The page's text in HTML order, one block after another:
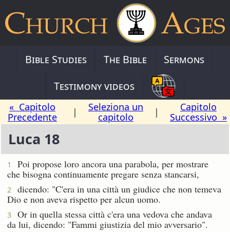
Bible Studies The Bible
Sermons
Testimony videos
« Capitolo
Precedente
|
Seleziona un
capitolo
|
Capitolo
Successivo »
Luca 18
1
Poi propose loro ancora una parabola, per mostrare
che bisogna continuamente pregare senza stancarsi,
2
dicendo: "C'era in una città un giudice che non temeva
Dio e non aveva rispetto per alcun uomo.
3
Or in quella stessa città c'era una vedova che andava
da lui, dicendo: "Fammi giustizia del mio avversario".